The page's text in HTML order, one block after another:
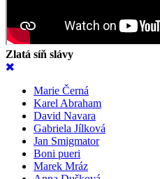
Zlatá síň slávy
Marie Černá
Karel Abraham
David Navara
Gabriela Jílková
Jan Smigmator
Boni pueri
Marek Mráz